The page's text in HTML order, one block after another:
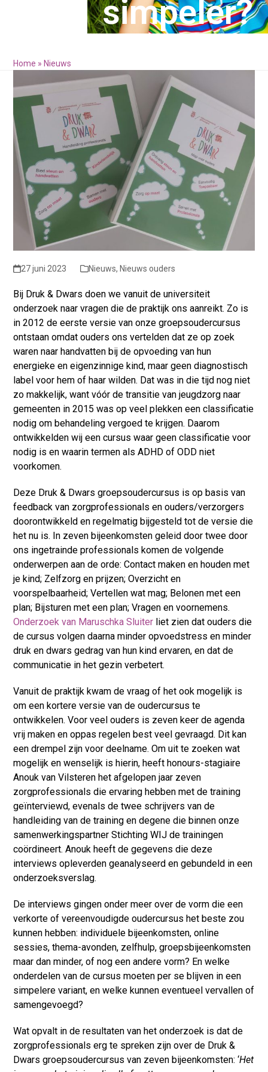
simpeler?
Home » Nieuws
27 juni 2023 Nieuws, Nieuws ouders
Bij Druk & Dwars doen we vanuit de universiteit
onderzoek naar vragen die de praktijk ons aanreikt. Zo is
in 2012 de eerste versie van onze groepsoudercursus
ontstaan omdat ouders ons vertelden dat ze op zoek
waren naar handvatten bij de opvoeding van hun
energieke en eigenzinnige kind, maar geen diagnostisch
label voor hem of haar wilden. Dat was in die tijd nog niet
zo makkelijk, want vóór de transitie van jeugdzorg naar
gemeenten in 2015 was op veel plekken een classificatie
nodig om behandeling vergoed te krijgen. Daarom
ontwikkelden wij een cursus waar geen classificatie voor
nodig is en waarin termen als ADHD of ODD niet
voorkomen.
Deze Druk & Dwars groepsoudercursus is op basis van
feedback van zorgprofessionals en ouders/verzorgers
doorontwikkeld en regelmatig bijgesteld tot de versie die
het nu is. In zeven bijeenkomsten geleid door twee door
ons ingetrainde professionals komen de volgende
onderwerpen aan de orde: Contact maken en houden met
je kind; Zelfzorg en prijzen; Overzicht en
voorspelbaarheid; Vertellen wat mag; Belonen met een
plan; Bijsturen met een plan; Vragen en voornemens.
Onderzoek van Maruschka Sluiter liet zien dat ouders die
de cursus volgen daarna minder opvoedstress en minder
druk en dwars gedrag van hun kind ervaren, en dat de
communicatie in het gezin verbetert.
Vanuit de praktijk kwam de vraag of het ook mogelijk is
om een kortere versie van de oudercursus te
ontwikkelen. Voor veel ouders is zeven keer de agenda
vrij maken en oppas regelen best veel gevraagd. Dit kan
een drempel zijn voor deelname. Om uit te zoeken wat
mogelijk en wenselijk is hierin, heeft honours-stagiaire
Anouk van Vilsteren het afgelopen jaar zeven
zorgprofessionals die ervaring hebben met de training
geïnterviewd, evenals de twee schrijvers van de
handleiding van de training en degene die binnen onze
samenwerkingspartner Stichting WIJ de trainingen
coördineert. Anouk heeft de gegevens die deze
interviews opleverden geanalyseerd en gebundeld in een
onderzoeksverslag.
De interviews gingen onder meer over de vorm die een
verkorte of vereenvoudigde oudercursus het beste zou
kunnen hebben: individuele bijeenkomsten, online
sessies, thema-avonden, zelfhulp, groepsbijeenkomsten
maar dan minder, of nog een andere vorm? En welke
onderdelen van de cursus moeten per se blijven in een
simpelere variant, en welke kunnen eventueel vervallen of
samengevoegd?
Wat opvalt in de resultaten van het onderzoek is dat de
zorgprofessionals erg te spreken zijn over de Druk &
Dwars groepsoudercursus van zeven bijeenkomsten: ‘Het